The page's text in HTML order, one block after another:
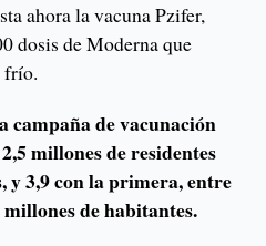
ahora la vacuna Pzifer,
dosis de Moderna que
frío.
campaña de vacunación
millones de residentes
y 3,9 con la primera, entre
de habitantes.